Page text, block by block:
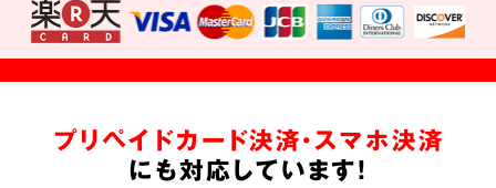
プリペイドカード決済・スマホ決済
にも対応しています!